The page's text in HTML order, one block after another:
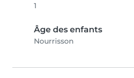
1
Âge des enfants
Nourrisson